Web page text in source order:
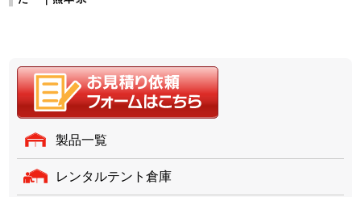
製品一覧
レンタルテント倉庫